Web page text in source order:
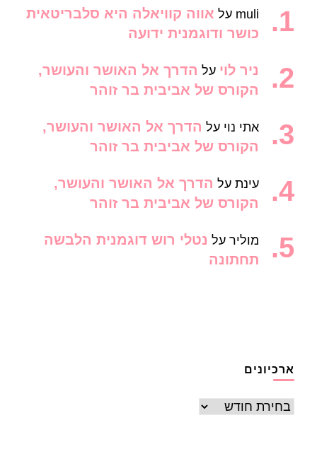
muli על אווה קוויאלה היא סלבריטאית
כושר ודוגמנית ידועה
ניר לוי על הדרך אל האושר והעושר,
הקורס של אביבית בר זוהר
אתי נוי על הדרך אל האושר והעושר,
הקורס של אביבית בר זוהר
עינת על הדרך אל האושר והעושר,
הקורס של אביבית בר זוהר
מוליר על נטלי רוש דוגמנית הלבשה
תחתונה
ארכיונים
ארכיונים